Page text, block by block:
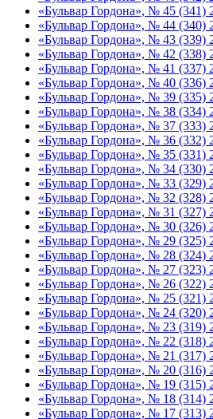
«Бульвар Гордона», № 45 (341)
«Бульвар Гордона», № 44 (340)
«Бульвар Гордона», № 43 (339)
«Бульвар Гордона», № 42 (338)
«Бульвар Гордона», № 41 (337)
«Бульвар Гордона», № 40 (336)
«Бульвар Гордона», № 39 (335)
«Бульвар Гордона», № 38 (334)
«Бульвар Гордона», № 37 (333)
«Бульвар Гордона», № 36 (332)
«Бульвар Гордона», № 35 (331)
«Бульвар Гордона», № 34 (330)
«Бульвар Гордона», № 33 (329)
«Бульвар Гордона», № 32 (328)
«Бульвар Гордона», № 31 (327)
«Бульвар Гордона», № 30 (326)
«Бульвар Гордона», № 29 (325)
«Бульвар Гордона», № 28 (324)
«Бульвар Гордона», № 27 (323)
«Бульвар Гордона», № 26 (322)
«Бульвар Гордона», № 25 (321)
«Бульвар Гордона», № 24 (320)
«Бульвар Гордона», № 23 (319)
«Бульвар Гордона», № 22 (318)
«Бульвар Гордона», № 21 (317)
«Бульвар Гордона», № 20 (316)
«Бульвар Гордона», № 19 (315)
«Бульвар Гордона», № 18 (314)
«Бульвар Гордона», № 17 (313)